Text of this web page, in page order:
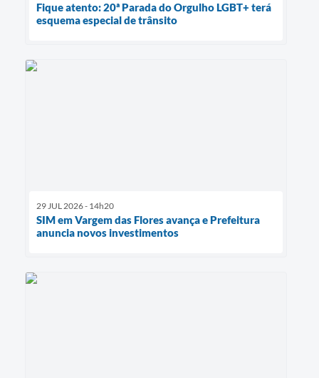
Fique atento: 20ª Parada do Orgulho LGBT+ terá
esquema especial de trânsito
29 JUL 2026 - 14h20
SIM em Vargem das Flores avança e Prefeitura
anuncia novos investimentos